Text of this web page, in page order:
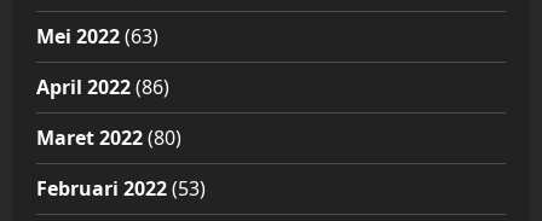
Mei 2022(63)
April 2022(86)
Maret 2022(80)
Februari 2022(53)